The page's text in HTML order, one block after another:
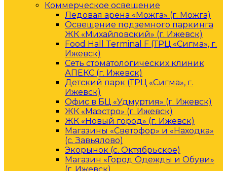
Коммерческое освещение
Ледовая арена «Можга» (г. Можга)
Освещение подземного паркинга
ЖК «Михайловский» (г. Ижевск)
Food Hall Terminal F (ТРЦ «Сигма», г.
Ижевск)
Сеть стоматологических клиник
АПЕКС (г. Ижевск)
Детский парк (ТРЦ «Сигма», г.
Ижевск)
Офис в БЦ «Удмуртия» (г. Ижевск)
ЖК «Маэстро» (г. Ижевск)
ЖК «Новый город» (г. Ижевск)
Магазины «Светофор» и «Находка»
(с. Завьялово)
Экорынок (с. Октябрьское)
Магазин «Город Одежды и Обуви»